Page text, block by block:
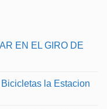
EN EL GIRO DE
la Estacion